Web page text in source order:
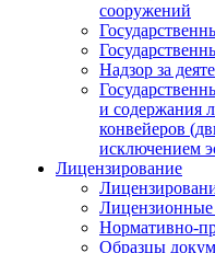
сооружений
Надзор за
и содержания
конвейеров
исключением
Лицензирование
Нормативно-
Образцы